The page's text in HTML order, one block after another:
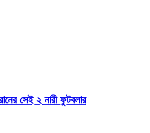
সেই ২ নারী ফুটবলার